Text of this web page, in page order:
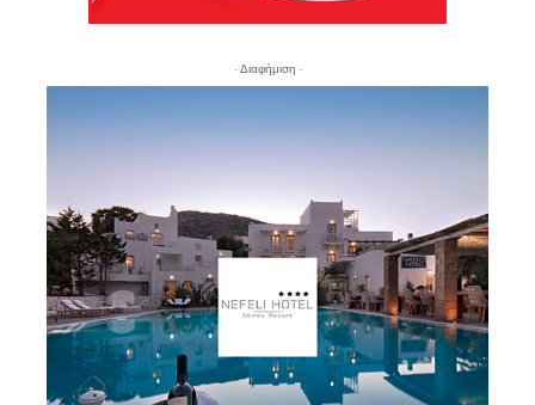
- Διαφήμιση -